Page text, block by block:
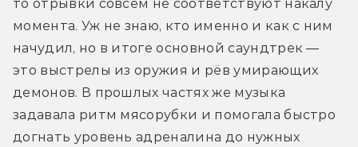
то отрывки совсем не соответствуют накалу
момента. Уж не знаю, кто именно и как с ним
начудил, но в итоге основной саундтрек —
это выстрелы из оружия и рёв умирающих
демонов. В прошлых частях же музыка
задавала ритм мясорубки и помогала быстро
догнать уровень адреналина до нужных